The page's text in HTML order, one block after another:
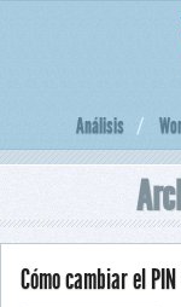
Análisis
Cómo cambiar el